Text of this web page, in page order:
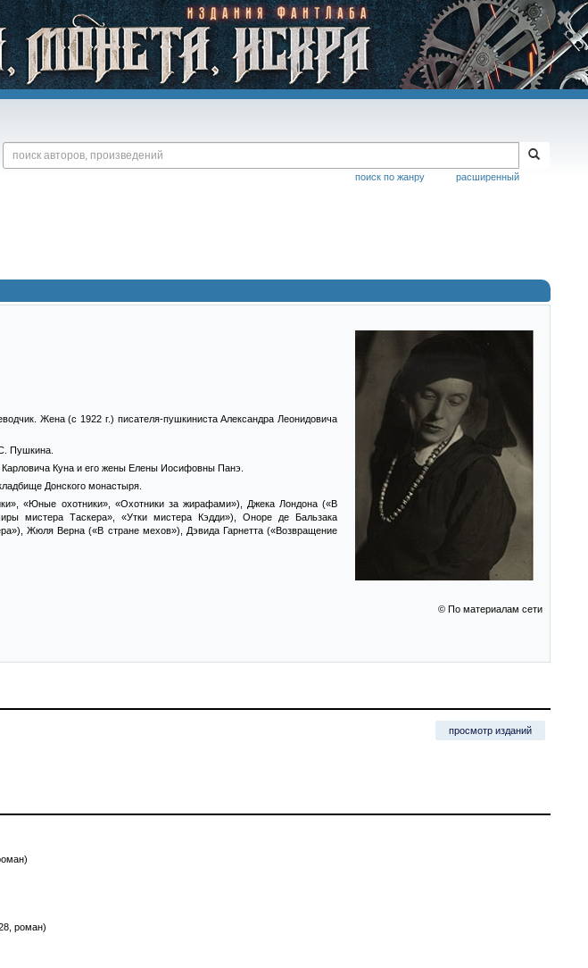
расширенный
поиск по жанру
Жена (с 1922 г.) писателя-пушкиниста Александра Леонидовича
Пушкина.
Куна и его жены Елены Иосифовны Панэ.
Донского монастыря.
«Юные охотники», «Охотники за жирафами»), Джека Лондона («В
мистера Таскера», «Утки мистера Кэдди»), Оноре де Бальзака
Жюля Верна («В стране мехов»), Дэвида Гарнетта («Возвращение
© По материалам сети
просмотр изданий
роман)